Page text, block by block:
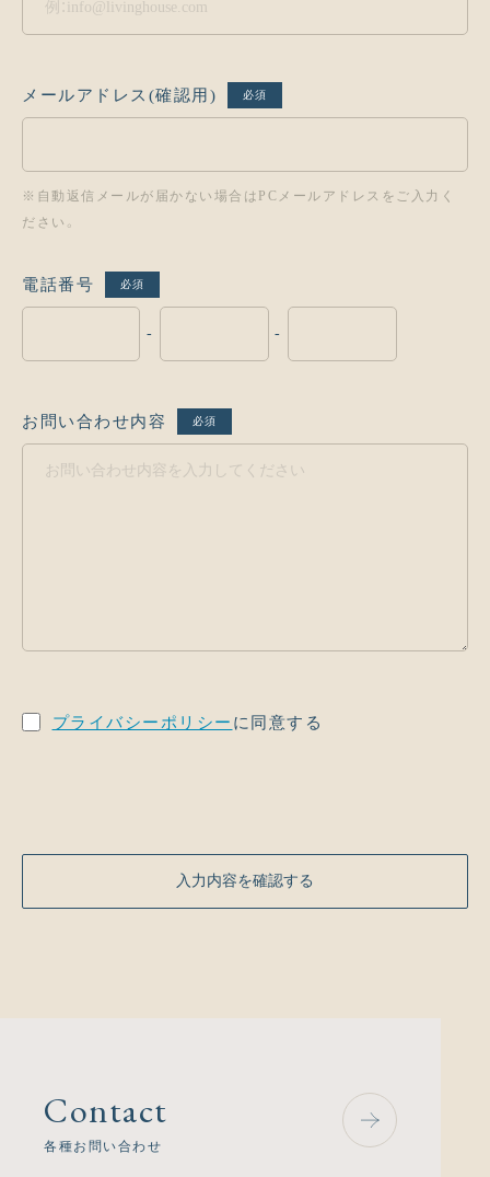
メールアドレス(確認用) 必須
※自動返信メールが届かない場合はPCメールアドレスをご入力く
ださい。
電話番号 必須
- -
お問い合わせ内容 必須
プライバシーポリシー に同意する
Contact
各種お問い合わせ